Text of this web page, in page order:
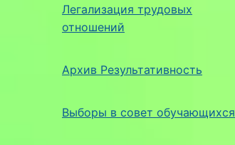
Легализация трудовых
отношений
Архив Результативность
Выборы в совет обучающихся